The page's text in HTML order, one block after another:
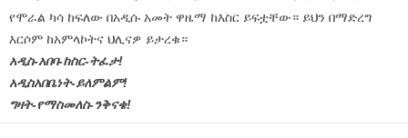
የሞራል ካሳ ከፍለው በአዲሱ አመት ዋዜማ ከእስር ይፍቷቸው። ይህን በማድረግ
እርሶም ከአምላኮትና ህሊናዎ ይታረቁ።
አዲስ-አበባ-ከስር-ትፈታ!
አዲስአበቤነት-ይለምልም!
ግዛት-የማስመለስ-ንቅናቄ!